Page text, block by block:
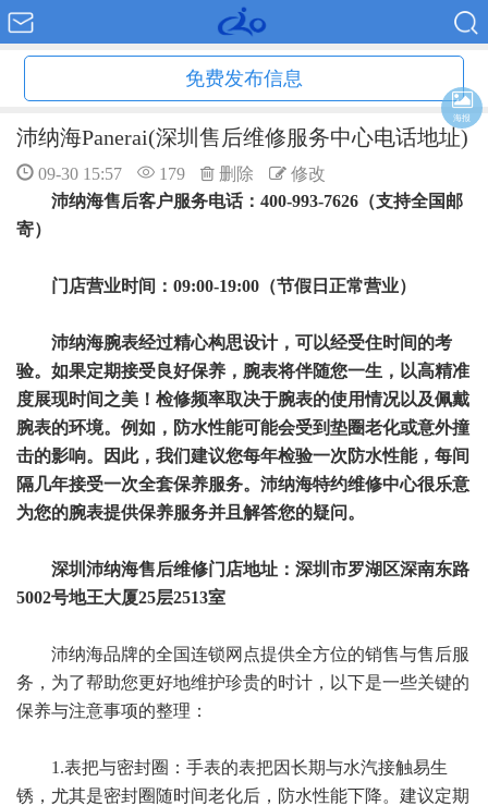
免费发布信息
沛纳海Panerai(深圳售后维修服务中心电话地址)
09-30 15:57 179 删除
修改
沛纳海售后客户服务电话：400-993-7626（支持全国邮
寄）
门店营业时间：09:00-19:00（节假日正常营业）
沛纳海腕表经过精心构思设计，可以经受住时间的考
验。如果定期接受良好保养，腕表将伴随您一生，以高精准
度展现时间之美！检修频率取决于腕表的使用情况以及佩戴
腕表的环境。例如，防水性能可能会受到垫圈老化或意外撞
击的影响。因此，我们建议您每年检验一次防水性能，每间
隔几年接受一次全套保养服务。沛纳海特约维修中心很乐意
为您的腕表提供保养服务并且解答您的疑问。
深圳沛纳海售后维修门店地址：深圳市罗湖区深南东路
5002号地王大厦25层2513室
沛纳海品牌的全国连锁网点提供全方位的销售与售后服
务，为了帮助您更好地维护珍贵的时计，以下是一些关键的
保养与注意事项的整理：
1.表把与密封圈：手表的表把因长期与水汽接触易生
锈，尤其是密封圈随时间老化后，防水性能下降。建议定期
海报